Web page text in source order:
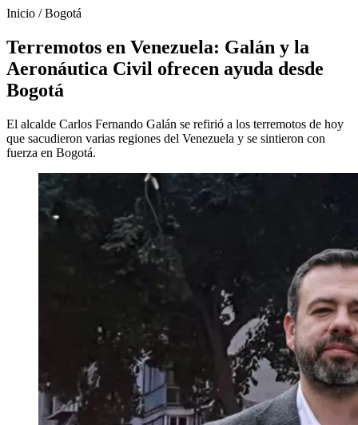
Inicio /Bogotá
Terremotos en Venezuela: Galán y la
Aeronáutica Civil ofrecen ayuda desde
Bogotá
El alcalde Carlos Fernando Galán se refirió a los terremotos de hoy
que sacudieron varias regiones del Venezuela y se sintieron con
fuerza en Bogotá.